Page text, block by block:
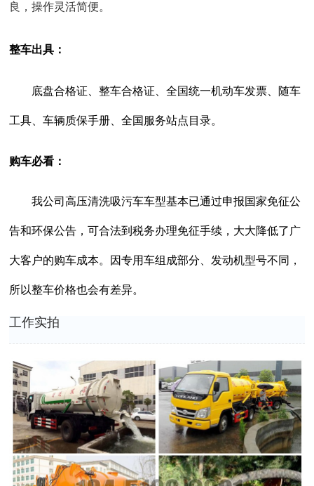
良，操作灵活简便。
整车出具：
底盘合格证、整车合格证、全国统一机动车发票、随车
工具、车辆质保手册、全国服务站点目录。
购车必看：
我公司高压清洗吸污车车型基本已通过申报国家免征公
告和环保公告，可合法到税务办理免征手续，大大降低了广
大客户的购车成本。因专用车组成部分、发动机型号不同，
所以整车价格也会有差异。
工作实拍